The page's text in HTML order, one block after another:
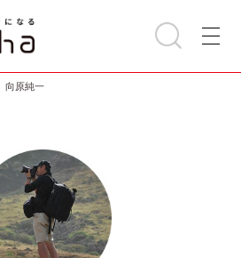
向原純一